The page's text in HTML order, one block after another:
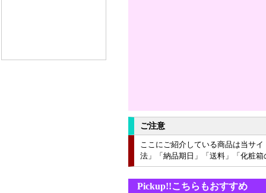
ご注意
ここにご紹介している商品は当サ
法」「納品期日」「送料」「化粧
Pickup!!こちらもおすすめ